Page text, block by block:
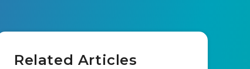
Related Articles